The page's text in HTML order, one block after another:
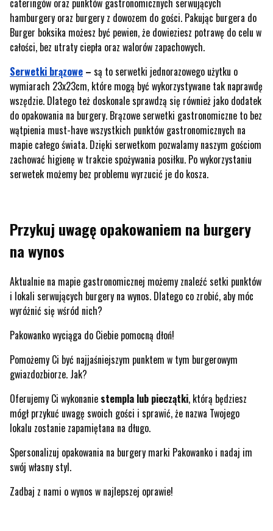
cateringów oraz punktów gastronomicznych serwujących
hamburgery oraz burgery z dowozem do gości. Pakując burgera do
Burger boksika możesz być pewien, że dowieziesz potrawę do celu w
całości, bez utraty ciepła oraz walorów zapachowych.
Serwetki brązowe – są to serwetki jednorazowego użytku o
wymiarach 23x23cm, które mogą być wykorzystywane tak naprawdę
wszędzie. Dlatego też doskonale sprawdzą się również jako dodatek
do opakowania na burgery. Brązowe serwetki gastronomiczne to bez
wątpienia must-have wszystkich punktów gastronomicznych na
mapie całego świata. Dzięki serwetkom pozwalamy naszym gościom
zachować higienę w trakcie spożywania posiłku. Po wykorzystaniu
serwetek możemy bez problemu wyrzucić je do kosza.
Przykuj uwagę opakowaniem na burgery
na wynos
Aktualnie na mapie gastronomicznej możemy znaleźć setki punktów
i lokali serwujących burgery na wynos. Dlatego co zrobić, aby móc
wyróżnić się wśród nich?
Pakowanko wyciąga do Ciebie pomocną dłoń!
Pomożemy Ci być najjaśniejszym punktem w tym burgerowym
gwiazdozbiorze. Jak?
Oferujemy Ci wykonanie stempla lub pieczątki, którą będziesz
mógł przykuć uwagę swoich gości i sprawić, że nazwa Twojego
lokalu zostanie zapamiętana na długo.
Spersonalizuj opakowania na burgery marki Pakowanko i nadaj im
swój własny styl.
Zadbaj z nami o wynos w najlepszej oprawie!